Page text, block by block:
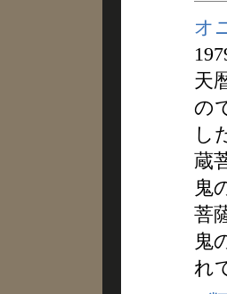
オ
天
の
し
蔵
鬼
菩
鬼
れ